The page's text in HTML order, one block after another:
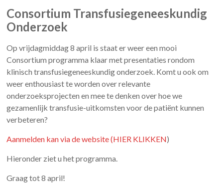
Consortium Transfusiegeneeskundig
Onderzoek
Op vrijdagmiddag 8 april is staat er weer een mooi
Consortium programma klaar met presentaties rondom
klinisch transfusiegeneeskundig onderzoek. Komt u ook om
weer enthousiast te worden over relevante
onderzoeksprojecten en mee te denken over hoe we
gezamenlijk transfusie-uitkomsten voor de patiënt kunnen
verbeteren?
Aanmelden kan via de website (HIER KLIKKEN)
Hieronder ziet u het programma.
Graag tot 8 april!